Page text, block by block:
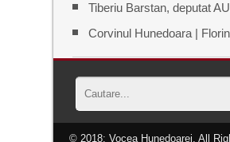
Tiberiu Barstan, deputat
Corvinul Hunedoara |
© 2018: Vocea Hunedoarei, All